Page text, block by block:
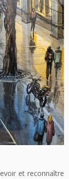
et reconnaître